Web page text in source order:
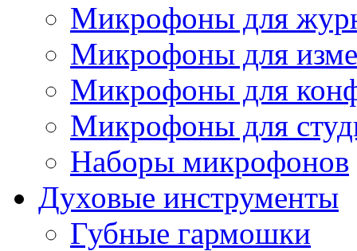
Микрофоны для
Микрофоны для
Микрофоны для
Микрофоны для
Наборы микрофонов
Духовые инструменты
Губные гармошки